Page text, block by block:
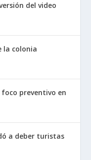
del video
la colonia
foco preventivo en
a deber turistas